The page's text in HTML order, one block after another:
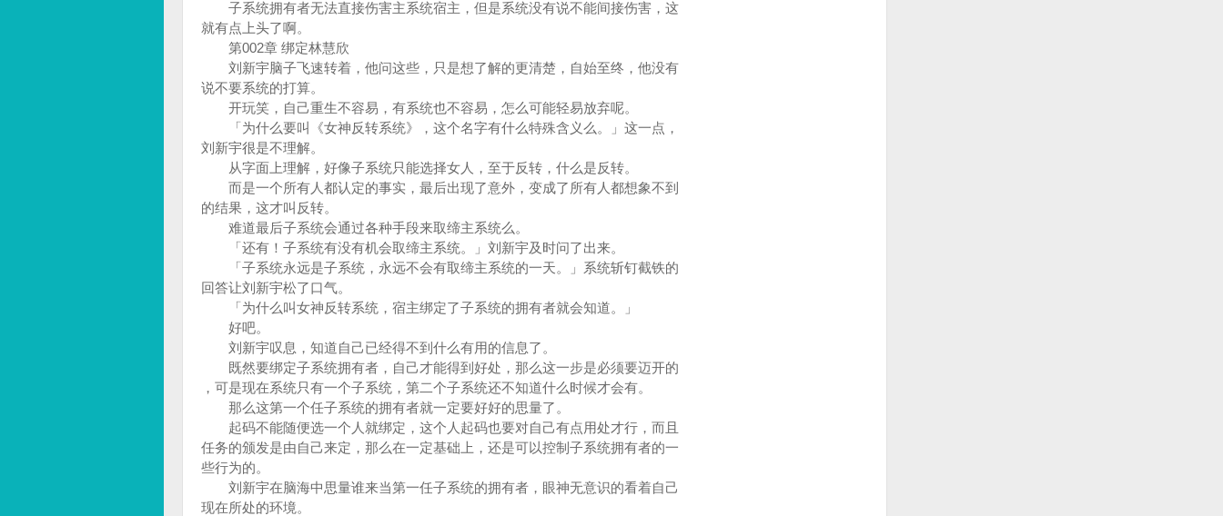
子系统拥有者无法直接伤害主系统宿主，但是系统没有说不能间接伤害，这
就有点上头了啊。
第002章 绑定林慧欣
刘新宇脑子飞速转着，他问这些，只是想了解的更清楚，自始至终，他没有
说不要系统的打算。
开玩笑，自己重生不容易，有系统也不容易，怎么可能轻易放弃呢。
「为什么要叫《女神反转系统》，这个名字有什么特殊含义么。」这一点，
刘新宇很是不理解。
从字面上理解，好像子系统只能选择女人，至于反转，什么是反转。
而是一个所有人都认定的事实，最后出现了意外，变成了所有人都想象不到
的结果，这才叫反转。
难道最后子系统会通过各种手段来取缔主系统么。
「还有！子系统有没有机会取缔主系统。」刘新宇及时问了出来。
「子系统永远是子系统，永远不会有取缔主系统的一天。」系统斩钉截铁的
回答让刘新宇松了口气。
「为什么叫女神反转系统，宿主绑定了子系统的拥有者就会知道。」
好吧。
刘新宇叹息，知道自己已经得不到什么有用的信息了。
既然要绑定子系统拥有者，自己才能得到好处，那么这一步是必须要迈开的
，可是现在系统只有一个子系统，第二个子系统还不知道什么时候才会有。
那么这第一个任子系统的拥有者就一定要好好的思量了。
起码不能随便选一个人就绑定，这个人起码也要对自己有点用处才行，而且
任务的颁发是由自己来定，那么在一定基础上，还是可以控制子系统拥有者的一
些行为的。
刘新宇在脑海中思量谁来当第一任子系统的拥有者，眼神无意识的看着自己
现在所处的环境。